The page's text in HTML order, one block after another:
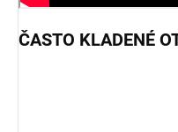
ČASTO KLADENÉ